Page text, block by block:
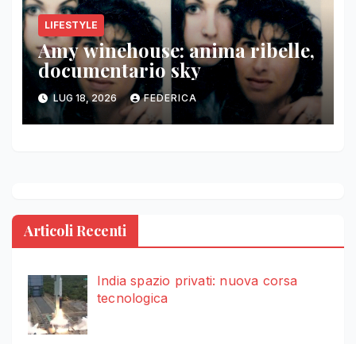
LIFESTYLE
Amy winehouse: anima ribelle,
documentario sky
LUG 18, 2026 FEDERICA
Articoli Recenti
India spazio privati: nuova corsa
tecnologica